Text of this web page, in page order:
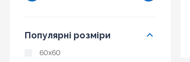
Популярні розміри
60x60